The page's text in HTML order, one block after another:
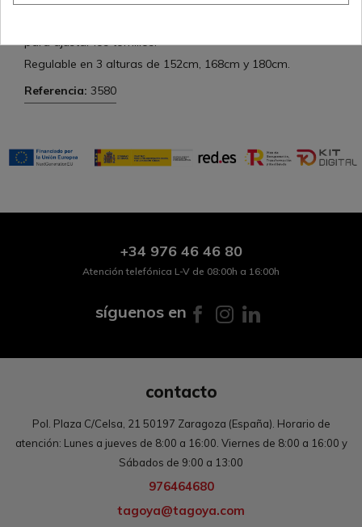
para ajustar los tornillos.
Regulable en 3 alturas de 152cm, 168cm y 180cm.
Referencia: 3580
+34 976 46 46 80
Atención telefónica L-V de 08:00h a 16:00h
síguenos en
contacto
Pol. Plaza C/Celsa, 21 50197 Zaragoza (España). Horario de
atención: Lunes a jueves de 8:00 a 16:00. Viernes de 8:00 a 16:00 y
Sábados de 9:00 a 13:00
976464680
tagoya@tagoya.com